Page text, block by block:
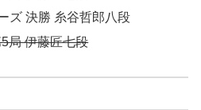
決勝 糸谷哲郎八段
局 伊藤匠七段